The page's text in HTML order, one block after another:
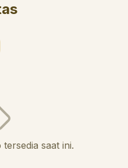
saat ini.